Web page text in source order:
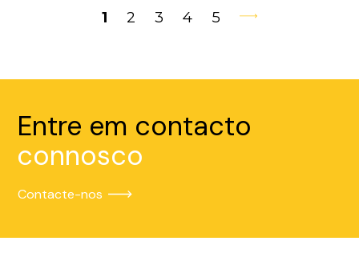
1 2 3 4 5
Entre em contacto
connosco
Contacte-nos